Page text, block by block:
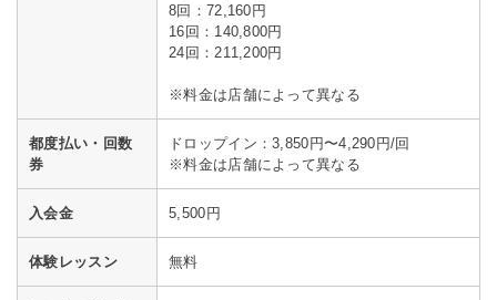
8回：72,160円
16回：140,800円
24回：211,200円
※料金は店舗によって異なる
都度払い・回数
券
ドロップイン：3,850円〜4,290円/回
※料金は店舗によって異なる
入会金 5,500円
体験レッスン 無料